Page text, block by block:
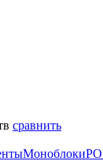
сравнить
Моноблоки